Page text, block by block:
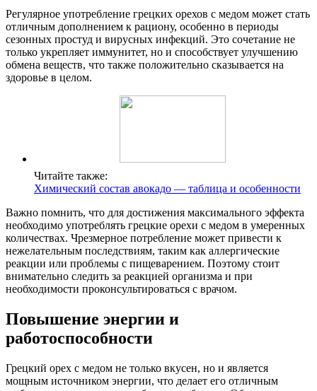
Регулярное употребление грецких орехов с медом может стать
отличным дополнением к рациону, особенно в периоды
сезонных простуд и вирусных инфекций. Это сочетание не
только укрепляет иммунитет, но и способствует улучшению
обмена веществ, что также положительно сказывается на
здоровье в целом.
Читайте также:
Химический состав авокадо — таблица и особенности
Важно помнить, что для достижения максимального эффекта
необходимо употреблять грецкие орехи с медом в умеренных
количествах. Чрезмерное потребление может привести к
нежелательным последствиям, таким как аллергические
реакции или проблемы с пищеварением. Поэтому стоит
внимательно следить за реакцией организма и при
необходимости проконсультироваться с врачом.
Повышение энергии и
работоспособности
Грецкий орех с медом не только вкусен, но и является
мощным источником энергии, что делает его отличным